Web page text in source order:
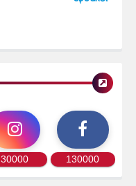
30000 130000